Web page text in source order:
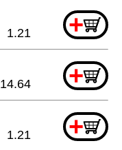
+
1.21
+
14.64
+
1.21